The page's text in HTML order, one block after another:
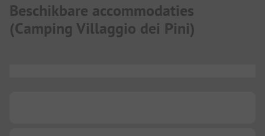
Beschikbare accommodaties
(Camping Villaggio dei Pini)